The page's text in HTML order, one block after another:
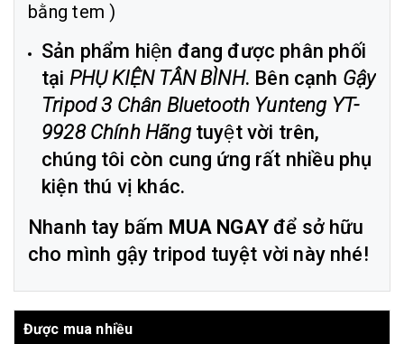
bằng tem )
Sản phẩm hiện đang được phân phối
tại PHỤ KIỆN TÂN BÌNH. Bên cạnh Gậy
Tripod 3 Chân Bluetooth Yunteng YT-
9928 Chính Hãngtuyệt vời trên,
chúng tôi còn cung ứng rất nhiều phụ
kiện thú vị khác.
Nhanh tay bấm MUA NGAYđể sở hữu
cho mình gậy tripod tuyệt vời này nhé!
Được mua nhiều